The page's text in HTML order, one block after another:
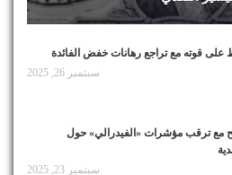
على قوته مع تراجع رهانات خفض الفائدة
سبتمبر 26, 2025
مع ترقب مؤشرات «الفيدرالي» حول
سبتمبر 23, 2025